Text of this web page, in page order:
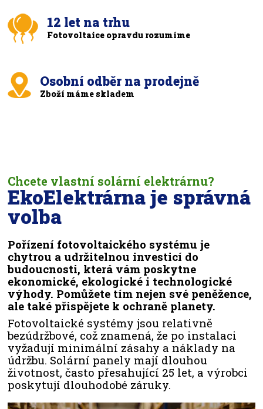
12 let na trhu
Fotovoltaice opravdu rozumíme
Osobní odběr na prodejně
Zboží máme skladem
Chcete vlastní solární elektrárnu?
EkoElektrárna je správná
volba
Pořízení fotovoltaického systému je
chytrou a udržitelnou investicí do
budoucnosti, která vám poskytne
ekonomické, ekologické i technologické
výhody. Pomůžete tím nejen své peněžence,
ale také přispějete k ochraně planety.
Fotovoltaické systémy jsou relativně
bezúdržbové, což znamená, že po instalaci
vyžadují minimální zásahy a náklady na
údržbu. Solární panely mají dlouhou
životnost, často přesahující 25 let, a výrobci
poskytují dlouhodobé záruky.